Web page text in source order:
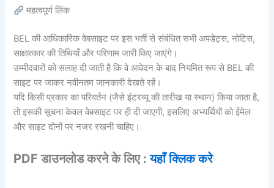
महत्वपूर्ण लिंक
BEL की आधिकारिक वेबसाइट पर इस भर्ती से संबंधित सभी अपडेट्स, नोटिस,
साक्षात्कार की तिथियाँ और परिणाम जारी किए जाएंगे।
उम्मीदवारों को सलाह दी जाती है कि वे आवेदन के बाद नियमित रूप से BEL की
साइट पर जाकर नवीनतम जानकारी देखते रहें।
यदि किसी प्रकार का परिवर्तन (जैसे इंटरव्यू की तारीख या स्थान) किया जाता है,
तो इसकी सूचना केवल वेबसाइट पर ही दी जाएगी, इसलिए अभ्यर्थियों को ईमेल
और साइट दोनों पर नजर रखनी चाहिए।
PDF डाउनलोड करने के लिए : यहाँ क्लिक करे